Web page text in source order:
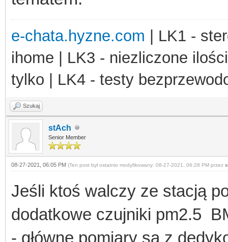
e-chata.hyzne.com | LK1 -
ihome | LK3 - niezliczone
tylko | LK4 - testy
Szukaj
stAch
Senior Member
08-27-2021, 06:05 PM (Ten post był ostatnio modyfikowany: 08-27-2021, 06:28 PM przez
Jeśli ktoś walczy ze stacją
dodatkowe czujniki pm2.5
- główne pomiary są z